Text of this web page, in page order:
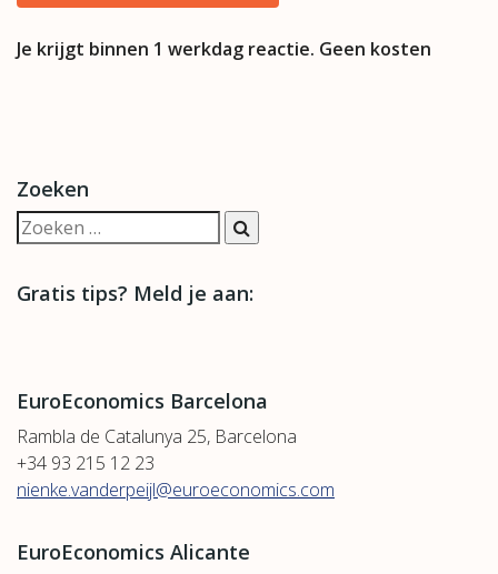
Je krijgt binnen 1 werkdag reactie. Geen kosten
Zoeken
Gratis tips? Meld je aan:
EuroEconomics Barcelona
Rambla de Catalunya 25, Barcelona
+34 93 215 12 23
nienke.vanderpeijl@euroeconomics.com
EuroEconomics Alicante